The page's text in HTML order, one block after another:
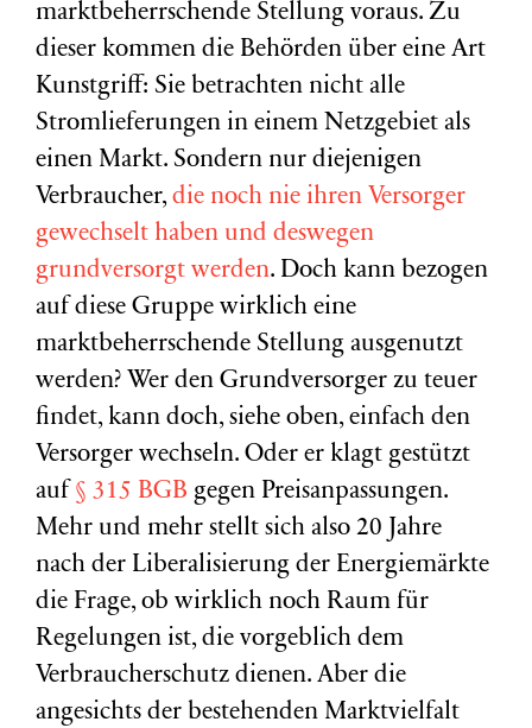
marktbeherrschende Stellung voraus. Zu
dieser kommen die Behörden über eine Art
Kunstgriff: Sie betrachten nicht alle
Stromlieferungen in einem Netzgebiet als
einen Markt. Sondern nur diejenigen
Verbraucher,die noch nie ihren Versorger
gewechselt haben und deswegen
grundversorgt werden. Doch kann bezogen
auf diese Gruppe wirklich eine
marktbeherrschende Stellung ausgenutzt
werden? Wer den Grundversorger zu teuer
findet, kann doch, siehe oben, einfach den
Versorger wechseln. Oder er klagt gestützt
auf § 315 BGB gegen Preisanpassungen.
Mehr und mehr stellt sich also 20 Jahre
nach der Liberalisierung der Energiemärkte
die Frage, ob wirklich noch Raum für
Regelungen ist, die vorgeblich dem
Verbraucherschutz dienen. Aber die
angesichts der bestehenden Marktvielfalt